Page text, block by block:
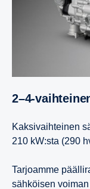
2–4-​
Kaksivaihteinen
210 kW:sta (290
Tarjoamme
sähköisen